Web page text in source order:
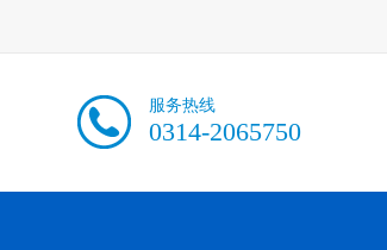
服务热线
0314-2065750